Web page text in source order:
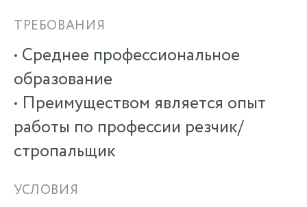
ТРЕБОВАНИЯ
• Среднее профессиональное
образование
• Преимуществом является опыт
работы по профессии резчик/
стропальщик
УСЛОВИЯ